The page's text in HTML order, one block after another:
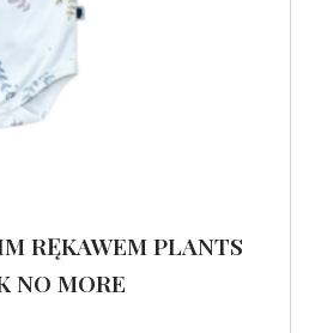
RĘKAWEM PLANTS
NO MORE